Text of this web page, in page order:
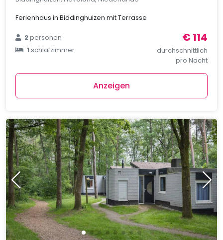
Ferienhaus in Biddinghuizen mit Terrasse
2personen
1schlafzimmer
€ 114
durchschnittlich
pro Nacht
Anzeigen